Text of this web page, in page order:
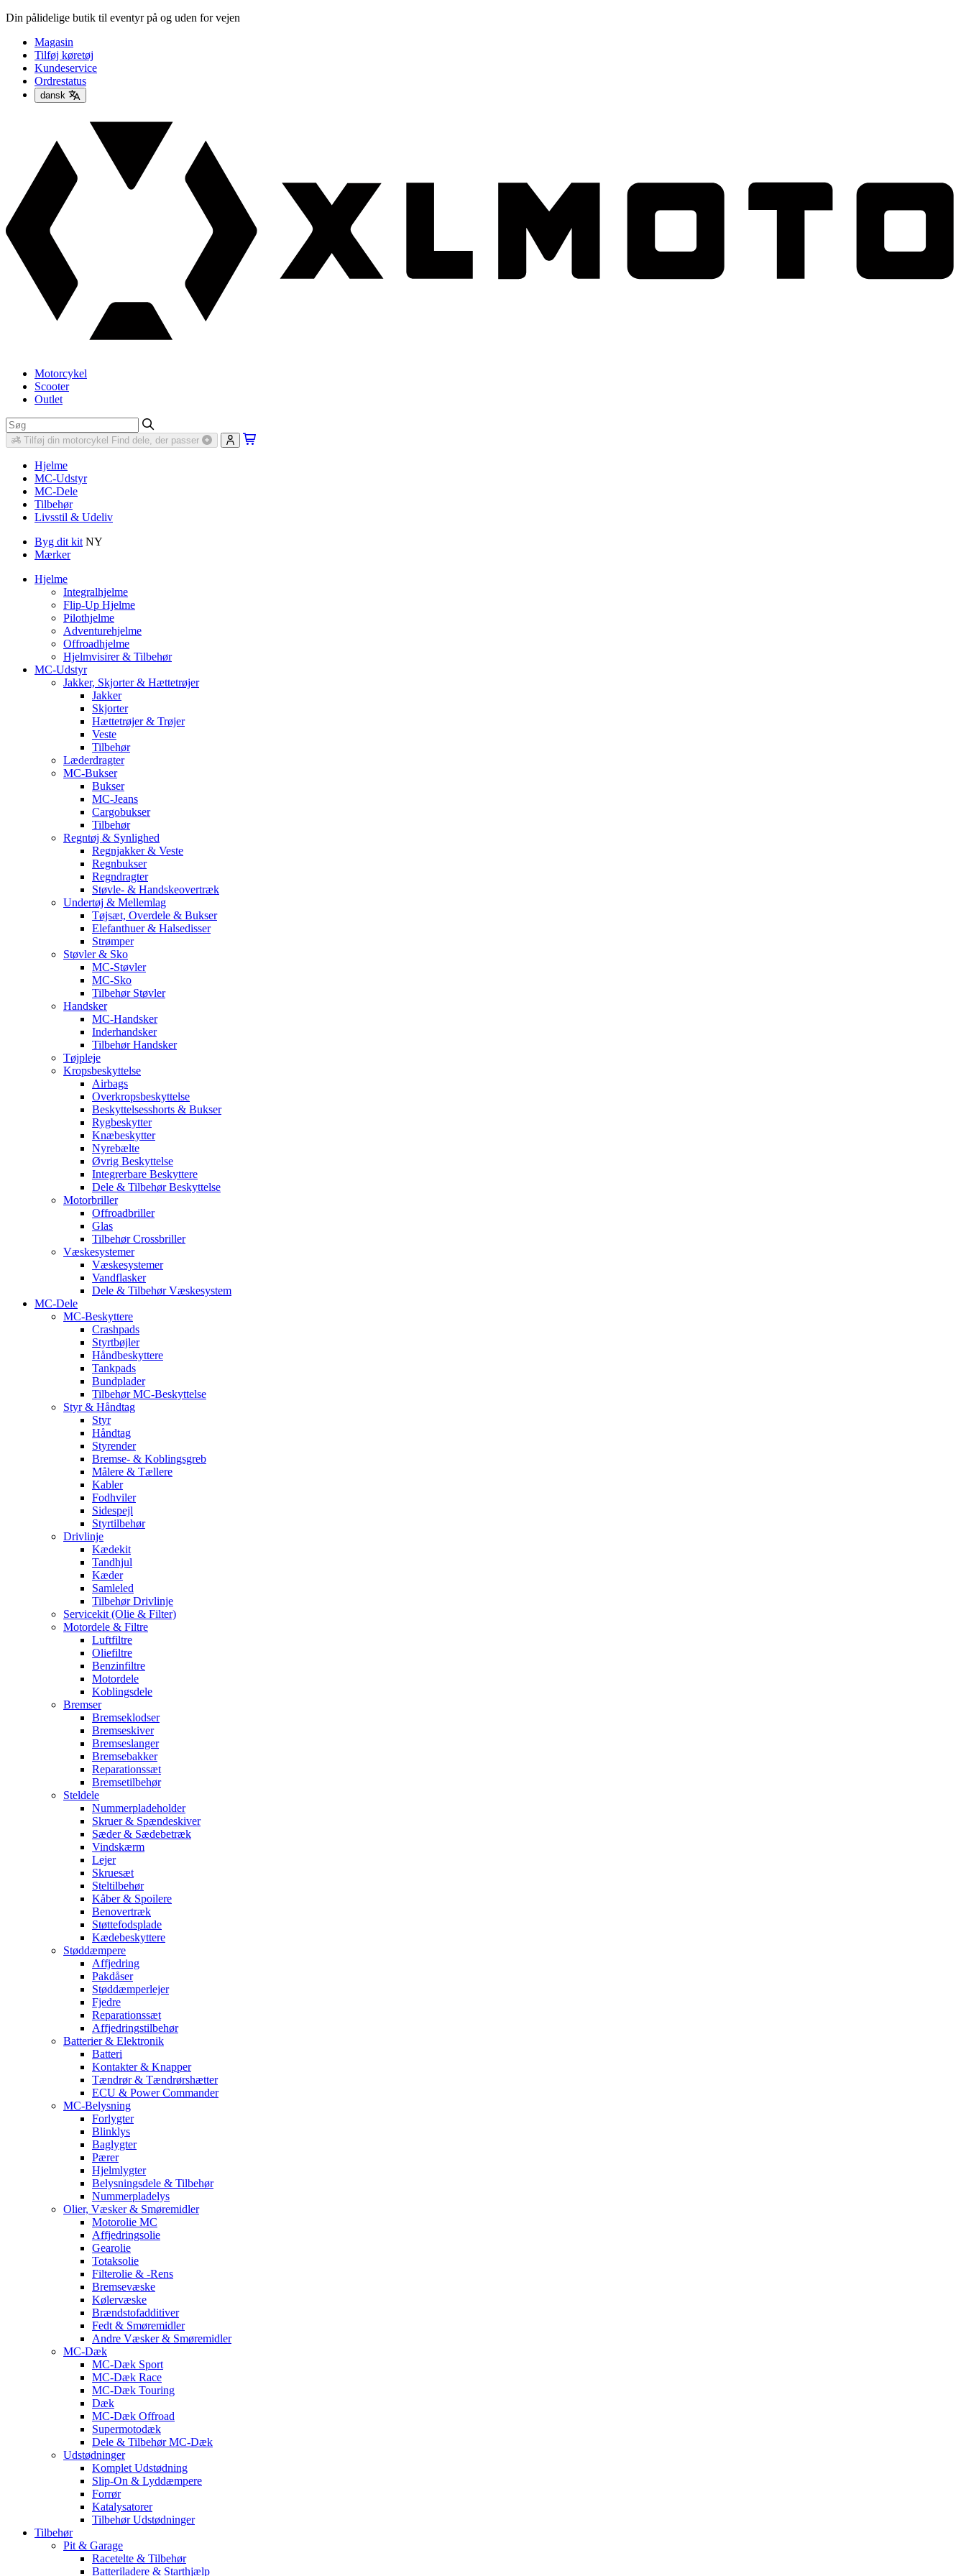
Din pålidelige butik til eventyr på og uden for vejen
Magasin
Tilføj køretøj
Kundeservice
Ordrestatus
dansk
Motorcykel
Scooter
Outlet
Tilføj din motorcykel Find dele, der passer
Hjelme
MC-Udstyr
MC-Dele
Tilbehør
Livsstil & Udeliv
Byg dit kit NY
Mærker
Hjelme
Integralhjelme
Flip-Up Hjelme
Pilothjelme
Adventurehjelme
Offroadhjelme
Hjelmvisirer & Tilbehør
MC-Udstyr
Jakker, Skjorter & Hættetrøjer
Jakker
Skjorter
Hættetrøjer & Trøjer
Veste
Tilbehør
Læderdragter
MC-Bukser
Bukser
MC-Jeans
Cargobukser
Tilbehør
Regntøj & Synlighed
Regnjakker & Veste
Regnbukser
Regndragter
Støvle- & Handskeovertræk
Undertøj & Mellemlag
Tøjsæt, Overdele & Bukser
Elefanthuer & Halsedisser
Strømper
Støvler & Sko
MC-Støvler
MC-Sko
Tilbehør Støvler
Handsker
MC-Handsker
Inderhandsker
Tilbehør Handsker
Tøjpleje
Kropsbeskyttelse
Airbags
Overkropsbeskyttelse
Beskyttelsesshorts & Bukser
Rygbeskytter
Knæbeskytter
Nyrebælte
Øvrig Beskyttelse
Integrerbare Beskyttere
Dele & Tilbehør Beskyttelse
Motorbriller
Offroadbriller
Glas
Tilbehør Crossbriller
Væskesystemer
Væskesystemer
Vandflasker
Dele & Tilbehør Væskesystem
MC-Dele
MC-Beskyttere
Crashpads
Styrtbøjler
Håndbeskyttere
Tankpads
Bundplader
Tilbehør MC-Beskyttelse
Styr & Håndtag
Styr
Håndtag
Styrender
Bremse- & Koblingsgreb
Målere & Tællere
Kabler
Fodhviler
Sidespejl
Styrtilbehør
Drivlinje
Kædekit
Tandhjul
Kæder
Samleled
Tilbehør Drivlinje
Servicekit (Olie & Filter)
Motordele & Filtre
Luftfiltre
Oliefiltre
Benzinfiltre
Motordele
Koblingsdele
Bremser
Bremseklodser
Bremseskiver
Bremseslanger
Bremsebakker
Reparationssæt
Bremsetilbehør
Steldele
Nummerpladeholder
Skruer & Spændeskiver
Sæder & Sædebetræk
Vindskærm
Lejer
Skruesæt
Steltilbehør
Kåber & Spoilere
Benovertræk
Støttefodsplade
Kædebeskyttere
Støddæmpere
Affjedring
Pakdåser
Støddæmperlejer
Fjedre
Reparationssæt
Affjedringstilbehør
Batterier & Elektronik
Batteri
Kontakter & Knapper
Tændrør & Tændrørshætter
ECU & Power Commander
MC-Belysning
Forlygter
Blinklys
Baglygter
Pærer
Hjelmlygter
Belysningsdele & Tilbehør
Nummerpladelys
Olier, Væsker & Smøremidler
Motorolie MC
Affjedringsolie
Gearolie
Totaksolie
Filterolie & -Rens
Bremsevæske
Kølervæske
Brændstofadditiver
Fedt & Smøremidler
Andre Væsker & Smøremidler
MC-Dæk
MC-Dæk Sport
MC-Dæk Race
MC-Dæk Touring
Dæk
MC-Dæk Offroad
Supermotodæk
Dele & Tilbehør MC-Dæk
Udstødninger
Komplet Udstødning
Slip-On & Lyddæmpere
Forrør
Katalysatorer
Tilbehør Udstødninger
Tilbehør
Pit & Garage
Racetelte & Tilbehør
Batteriladere & Starthjælp